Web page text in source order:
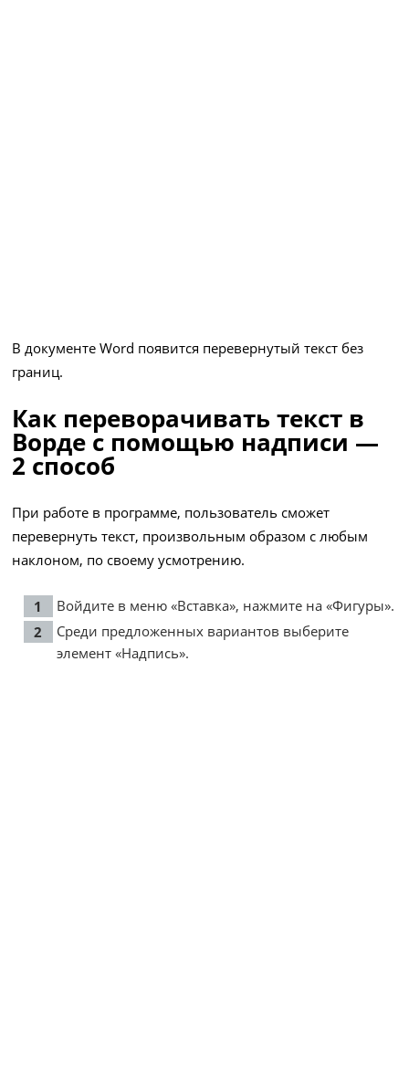
В документе Word появится перевернутый текст без
границ.
Как переворачивать текст в
Ворде с помощью надписи —
2 способ
При работе в программе, пользователь сможет
перевернуть текст, произвольным образом с любым
наклоном, по своему усмотрению.
Войдите в меню «Вставка», нажмите на «Фигуры».
Среди предложенных вариантов выберите
элемент «Надпись».